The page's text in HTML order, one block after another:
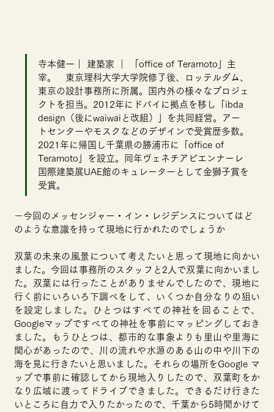
寺本健一｜ 建築家 ｜ 「office of Teramoto」主
宰。　東京理科大学大学院修了後、ロッテルダム、
東京の設計事務所に所属。国内外の様々なプロジェ
クトを担当。2012年にドバイに拠点を移し「ibda
design（後にwaiwaiと改組）」を共同経営。アー
トセンターやモスクなどのデザインで受賞歴多数。
2021年に帰国し千葉県の勝浦市に「office of
Teramoto」を設立。同年ヴェネチアビエンナーレ
国際建築展UAE館のキュレーターとして金獅子賞を
受賞。
ー 今回のメッセンジャー・イン・レジデンスについてはど
のような意識を持って現地に行かれたのでしょうか
双葉の未来の風景について考えたいと思って現地に向かい
ました。今回は事務所のスタッフと2人で双葉に向かいまし
た。双葉には行ったことがありませんでしたので、現地に
行く前にいろいろ下調べをして、いくつか自分なりの狙い
を設定しました。ひとつはすべての神社を回ることで、
Googleマップですべての神社を事前にマッピングしておき
ました。もうひとつは、都市的な事象よりも里山や里海に
関心があったので、川の流れや水源のある山の中や川下の
海を見に行きたいと思いました。それらの場所をGoogle マ
ップで事前に確認してから現地入りしたので、双葉町をか
なり広域に渡ってドライブできました。できるだけ行きた
いところに自力で入りたかったので、千葉から5時間かけて